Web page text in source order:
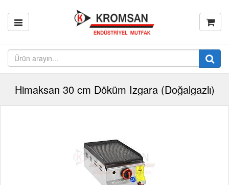
Himaksan 30 cm Döküm Izgara (Doğalgazlı)